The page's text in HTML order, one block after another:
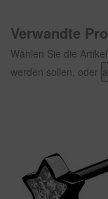
Verwandte
Wählen Sie die
werden sollen, oder